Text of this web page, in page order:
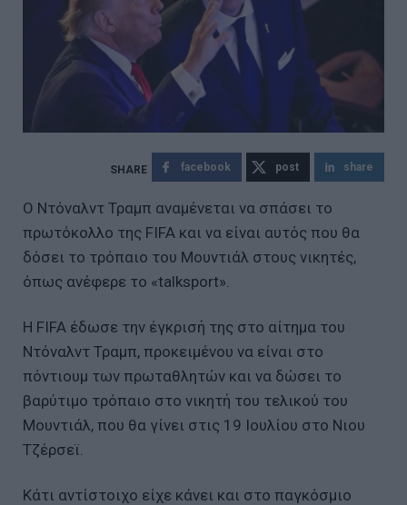
facebook post share
Ο Ντόναλντ Τραμπ αναμένεται να σπάσει το
πρωτόκολλο της FIFA και να είναι αυτός που θα
δόσει το τρόπαιο του Μουντιάλ στους νικητές,
όπως ανέφερε το «talksport».
Η FIFA έδωσε την έγκρισή της στο αίτημα του
Ντόναλντ Τραμπ, προκειμένου να είναι στο
πόντιουμ των πρωταθλητών και να δώσει το
βαρύτιμο τρόπαιο στο νικητή του τελικού του
Μουντιάλ, που θα γίνει στις 19 Ιουλίου στο Νιου
Τζέρσεϊ.
Κάτι αντίστοιχο είχε κάνει και στο παγκόσμιο